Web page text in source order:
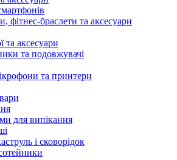
фітнес-браслети та аксесуари
та аксесуари
та подовжувачі
та принтери
для випікання
і сковорідок